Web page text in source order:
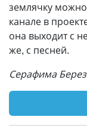
землячку
канале в
она выходит с
же, с песней.
Серафима